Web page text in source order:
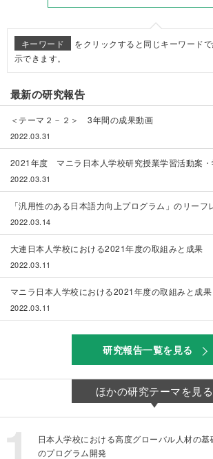
キーワード
をクリックすると同じキーワード
示できます。
最新の研究報告
＜テーマ２－２＞ 3年間の成果動画
2022.03.31
2021年度 マニラ日本人学校研究授業学習活動案・
2022.03.31
「汎用性のある日本語力向上プログラム」のリーフ
2022.03.14
大連日本人学校における2021年度の取組みと成果
2022.03.11
マニラ日本人学校における2021年度の取組みと成果
2022.03.11
研究報告一覧を見る
ほかの研究テーマを見る
日本人学校における高度グローバル人材の
のプログラム開発